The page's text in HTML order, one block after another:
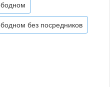
без посредников